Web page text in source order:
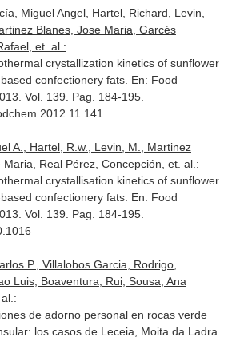
Miguel Angel, Hartel, Richard, Levin,
Blanes, Jose Maria, Garcés
et. al.:
crystallization kinetics of sunflower
confectionery fats. En: Food
Vol. 139. Pag. 184-195.
A., Hartel, R.w., Levin, M., Martinez
Maria, Real Pérez, Concepción, et. al.:
crystallisation kinetics of sunflower
confectionery fats. En: Food
Vol. 139. Pag. 184-195.
P., Villalobos Garcia, Rodrigo,
Luis, Boaventura, Rui, Sousa, Ana
de adorno personal en rocas verde
los casos de Leceia, Moita da Ladra